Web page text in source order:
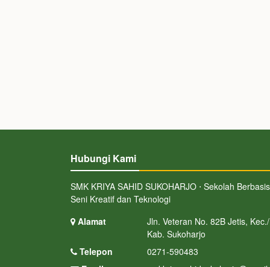
Hubungi Kami
SMK KRIYA SAHID SUKOHARJO ⋅ Sekolah Berbasis
Seni Kreatif dan Teknologi
Alamat
Jln. Veteran No. 82B Jetis, Kec./
Kab. Sukoharjo
Telepon
0271-590483